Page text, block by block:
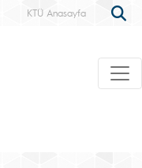
KTÜ Anasayfa